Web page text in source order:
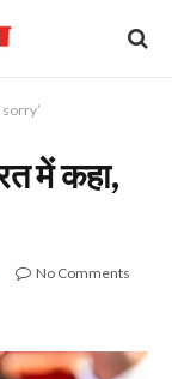
sorry’
में कहा,
No Comments